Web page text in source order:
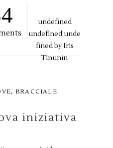
undefined
undefined,unde
fined byIris
Tinunin
, BRACCIALE
iniziativa